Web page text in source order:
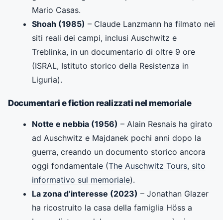
Mario Casas.
Shoah (1985) – Claude Lanzmann ha filmato nei
siti reali dei campi, inclusi Auschwitz e
Treblinka, in un documentario di oltre 9 ore
(ISRAL, Istituto storico della Resistenza in
Liguria).
Documentari e fiction realizzati nel memoriale
Notte e nebbia (1956) – Alain Resnais ha girato
ad Auschwitz e Majdanek pochi anni dopo la
guerra, creando un documento storico ancora
oggi fondamentale (The Auschwitz Tours, sito
informativo sul memoriale).
La zona d’interesse (2023) – Jonathan Glazer
ha ricostruito la casa della famiglia Höss a